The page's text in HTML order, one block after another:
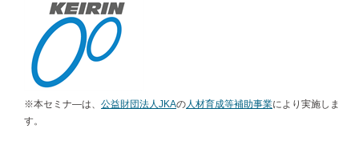
※本セミナ―は、 公益財団法人JKAの人材育成等補助事業により実施しま
す。